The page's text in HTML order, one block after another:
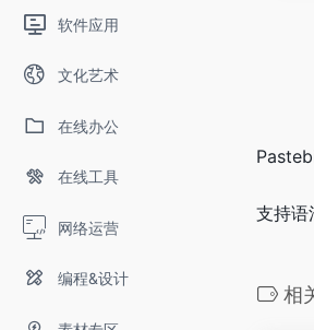
软件应用
文化艺术
在线办公
在线工具
网络运营
编程&设计
支持语
相